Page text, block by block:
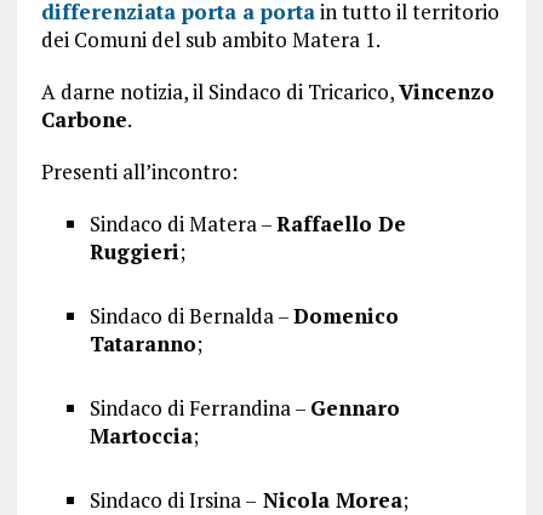
differenziata porta a portain tutto il territorio
dei Comuni del sub ambito Matera 1.
A darne notizia, il Sindaco di Tricarico,Vincenzo
Carbone.
Presenti all’incontro:
Sindaco di Matera –Raffaello De
Ruggieri;
Sindaco di Bernalda –Domenico
Tataranno;
Sindaco di Ferrandina – Gennaro
Martoccia;
Sindaco di Irsina – Nicola Morea;